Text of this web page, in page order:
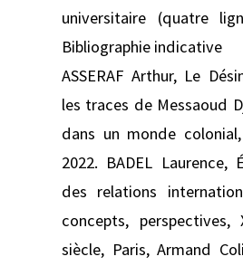
universitaire (quatre
Bibliographie indicative
ASSERAF Arthur, Le
les traces de Messaoud
dans un monde
2022. BADEL Laurence,
des relations
concepts, perspectives,
siècle, Paris, Armand